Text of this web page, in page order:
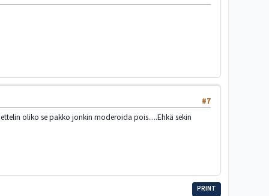
#7
oliko se pakko jonkin moderoida pois.....Ehkä sekin
PRINT